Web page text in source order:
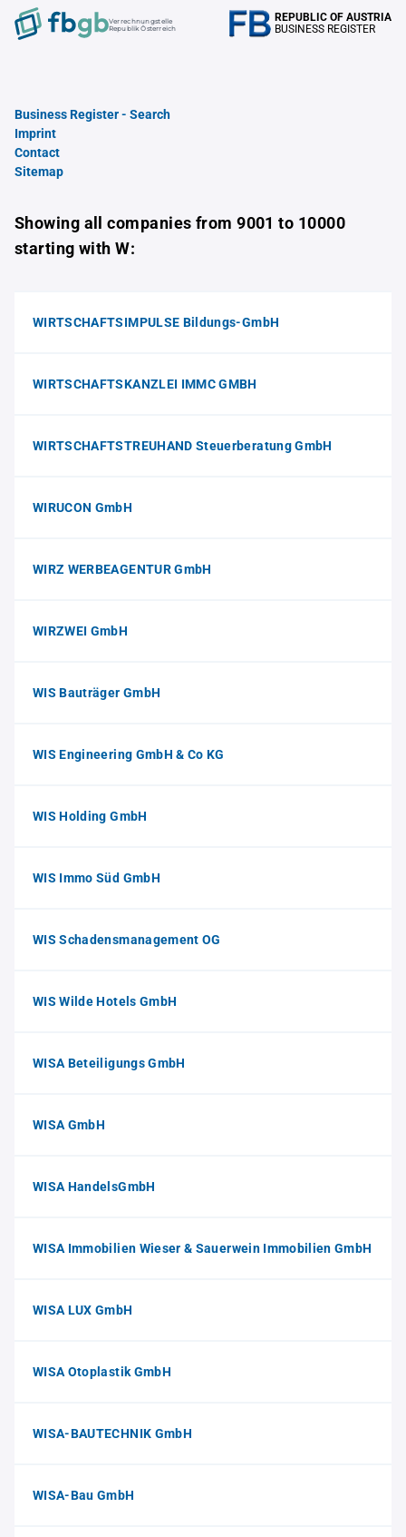
Verrechnungstelle
Republik Österreich
REPUBLIC OF AUSTRIA
BUSINESS REGISTER
Business Register - Search
Imprint
Contact
Sitemap
Showing all companies from 9001 to 10000
starting with W:
WIRTSCHAFTSIMPULSE Bildungs-GmbH
WIRTSCHAFTSKANZLEI IMMC GMBH
WIRTSCHAFTSTREUHAND Steuerberatung GmbH
WIRUCON GmbH
WIRZ WERBEAGENTUR GmbH
WIRZWEI GmbH
WIS Bauträger GmbH
WIS Engineering GmbH & Co KG
WIS Holding GmbH
WIS Immo Süd GmbH
WIS Schadensmanagement OG
WIS Wilde Hotels GmbH
WISA Beteiligungs GmbH
WISA GmbH
WISA HandelsGmbH
WISA Immobilien Wieser & Sauerwein Immobilien GmbH
WISA LUX GmbH
WISA Otoplastik GmbH
WISA-BAUTECHNIK GmbH
WISA-Bau GmbH